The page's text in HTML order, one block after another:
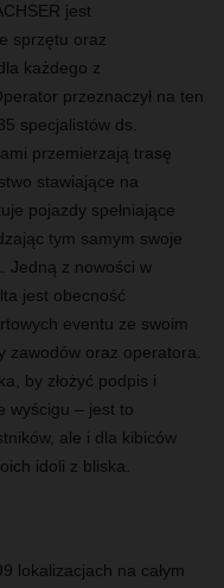
jest
sprzętu oraz
każdego z
przeznaczył na ten
specjalistów ds.
przemierzają trasę
stawiające na
pojazdy spełniające
tym samym swoje
Jedną z nowości w
jest obecność
eventu ze swoim
zawodów oraz operatora.
by złożyć podpis i
wyścigu – jest to
ale i dla kibiców
idoli z bliska.
lokalizacjach na całym